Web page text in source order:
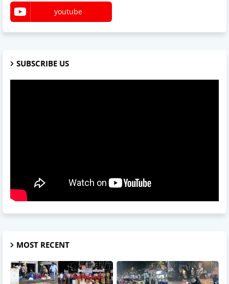
youtube
SUBSCRIBE US
MOST RECENT